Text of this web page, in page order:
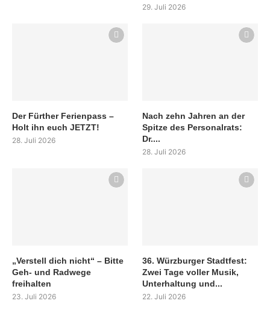
29. Juli 2026
Der Fürther Ferienpass –
Holt ihn euch JETZT!
28. Juli 2026
Nach zehn Jahren an der
Spitze des Personalrats:
Dr....
28. Juli 2026
„Verstell dich nicht“ – Bitte
Geh- und Radwege
freihalten
23. Juli 2026
36. Würzburger Stadtfest:
Zwei Tage voller Musik,
Unterhaltung und...
22. Juli 2026